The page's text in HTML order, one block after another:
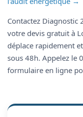
Contactez
votre devis gratuit à
déplace rapidement
sous 48h. Appelez le
formulaire en ligne